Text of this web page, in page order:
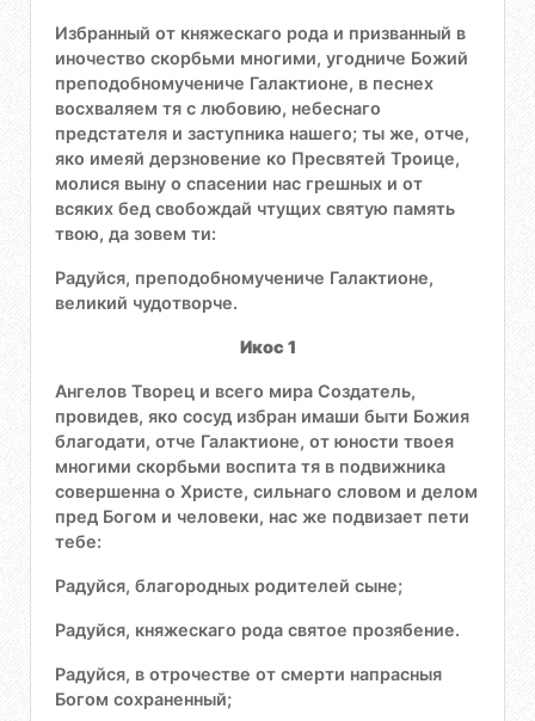
Избранный от княжескаго рода и призванный в
иночество скорбьми многими, угодниче Божий
преподобномучениче Галактионе, в песнех
восхваляем тя с любовию, небеснаго
предстателя и заступника нашего; ты же, отче,
яко имеяй дерзновение ко Пресвятей Троице,
молися выну о спасении нас грешных и от
всяких бед свобождай чтущих святую память
твою, да зовем ти:
Радуйся, преподобномучениче Галактионе,
великий чудотворче.
Икос 1
Ангелов Творец и всего мира Создатель,
провидев, яко сосуд избран имаши быти Божия
благодати, отче Галактионе, от юности твоея
многими скорбьми воспита тя в подвижника
совершенна о Христе, сильнаго словом и делом
пред Богом и человеки, нас же подвизает пети
тебе:
Радуйся, благородных родителей сыне;
Радуйся, княжескаго рода святое прозябение.
Радуйся, в отрочестве от смерти напрасныя
Богом сохраненный;